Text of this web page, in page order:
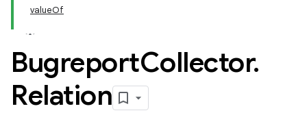
valueOf
BugreportCollector.
Relation